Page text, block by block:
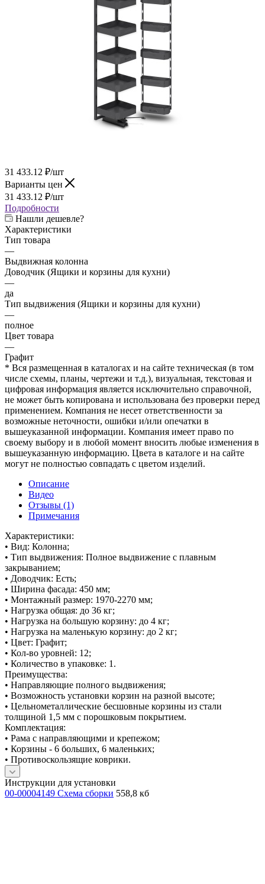
31 433.12 ₽/шт
Варианты цен
31 433.12 ₽/шт
Подробности
Нашли дешевле?
Характеристики
Тип товара
—
Выдвижная колонна
Доводчик (Ящики и корзины для кухни)
—
да
Тип выдвижения (Ящики и корзины для кухни)
—
полное
Цвет товара
—
Графит
* Вся размещенная в каталогах и на сайте техническая (в том
числе схемы, планы, чертежи и т.д.), визуальная, текстовая и
цифровая информация является исключительно справочной,
не может быть копирована и использована без проверки перед
применением. Компания не несет ответственности за
возможные неточности, ошибки и/или опечатки в
вышеуказанной информации. Компания имеет право по
своему выбору и в любой момент вносить любые изменения в
вышеуказанную информацию. Цвета в каталоге и на сайте
могут не полностью совпадать с цветом изделий.
Описание
Видео
Отзывы (1)
Примечания
Характеристики:
• Вид: Колонна;
• Тип выдвижения: Полное выдвижение с плавным
закрыванием;
• Доводчик: Есть;
• Ширина фасада: 450 мм;
• Монтажный размер: 1970-2270 мм;
• Нагрузка общая: до 36 кг;
• Нагрузка на большую корзину: до 4 кг;
• Нагрузка на маленькую корзину: до 2 кг;
• Цвет: Графит;
• Кол-во уровней: 12;
• Количество в упаковке: 1.
Преимущества:
• Направляющие полного выдвижения;
• Возможность установки корзин на разной высоте;
• Цельнометаллические бесшовные корзины из стали
толщиной 1,5 мм с порошковым покрытием.
Комплектация:
• Рама с направляющими и крепежом;
• Корзины - 6 больших, 6 маленьких;
• Противоскользящие коврики.
Инструкции для установки
00-00004149 Схема сборки 558,8 кб